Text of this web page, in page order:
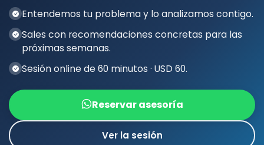
Entendemos tu problema y lo analizamos contigo.
Sales con recomendaciones concretas para las
próximas semanas.
Sesión online de 60 minutos · USD 60.
Reservar asesoría
Ver la sesión